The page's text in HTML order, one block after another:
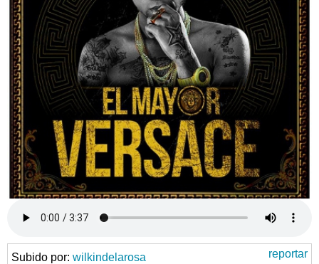
Subido por: wilkindelarosa
reportar